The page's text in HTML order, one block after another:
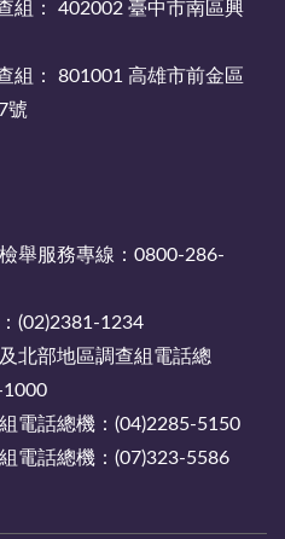
組： 402002 臺中市南區興
組： 801001 高雄市前金區
號
舉服務專線：0800-286-
(02)2381-1234
北部地區調查組電話總
1000
電話總機：(04)2285-5150
電話總機：(07)323-5586